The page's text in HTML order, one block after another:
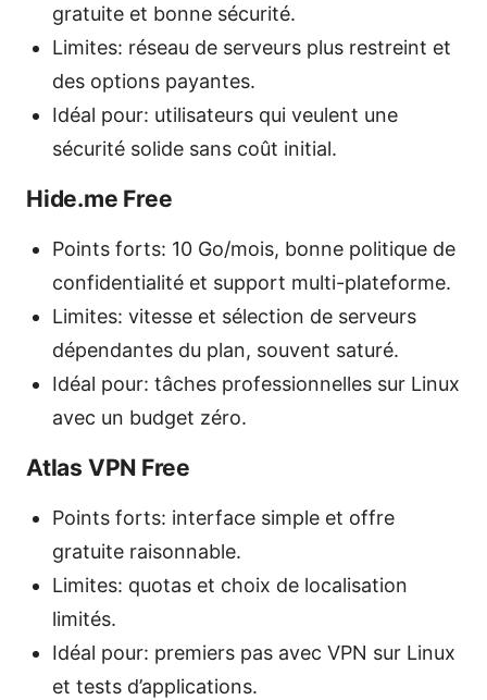
gratuite et bonne sécurité.
Limites: réseau de serveurs plus restreint et
des options payantes.
Idéal pour: utilisateurs qui veulent une
sécurité solide sans coût initial.
Hide.me Free
Points forts: 10 Go/mois, bonne politique de
confidentialité et support multi-plateforme.
Limites: vitesse et sélection de serveurs
dépendantes du plan, souvent saturé.
Idéal pour: tâches professionnelles sur Linux
avec un budget zéro.
Atlas VPN Free
Points forts: interface simple et offre
gratuite raisonnable.
Limites: quotas et choix de localisation
limités.
Idéal pour: premiers pas avec VPN sur Linux
et tests d’applications.